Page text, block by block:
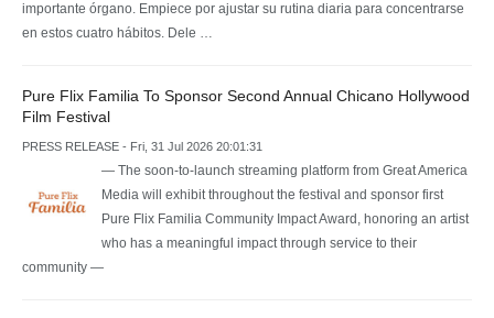
importante órgano. Empiece por ajustar su rutina diaria para concentrarse
en estos cuatro hábitos. Dele …
Pure Flix Familia To Sponsor Second Annual Chicano Hollywood
Film Festival
PRESS RELEASE - Fri, 31 Jul 2026 20:01:31
— The soon-to-launch streaming platform from Great America
Media will exhibit throughout the festival and sponsor first
Pure Flix Familia Community Impact Award, honoring an artist
who has a meaningful impact through service to their
community —